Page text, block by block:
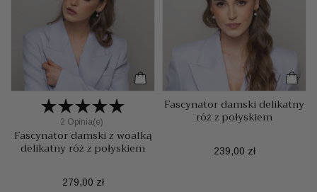
2 Opinia(e)
Fascynator damski z woalką
delikatny róż z połyskiem
Cena
279,00 zł
Fascynator damski delikatny
róż z połyskiem
Cena
239,00 zł